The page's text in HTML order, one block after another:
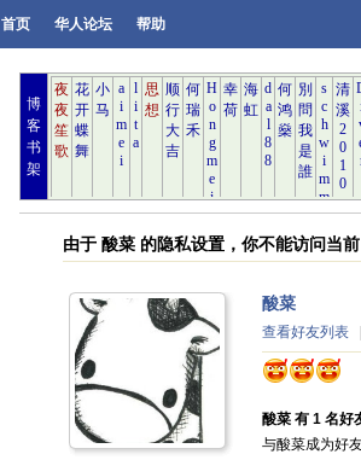
首页 华人论坛 帮助
博
客
书
架
由于 酸菜 的隐私设置，你不能访问当
酸菜
查看好友列表
酸菜 有 1 名好
与酸菜成为好